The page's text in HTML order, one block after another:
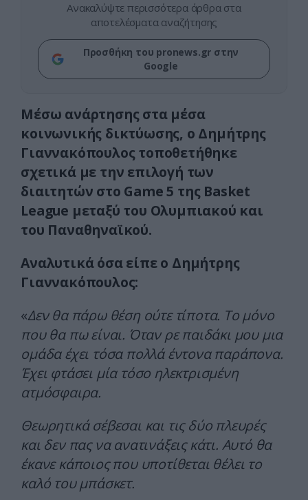
Ανακαλύψτε περισσότερα άρθρα στα
αποτελέσματα αναζήτησης
Προσθήκη του pronews.gr στην
Google
Μέσω ανάρτησης στα μέσα
κοινωνικής δικτύωσης, ο Δημήτρης
Γιαννακόπουλος τοποθετήθηκε
σχετικά με την επιλογή των
διαιτητών στο Game 5 της Basket
League μεταξύ του Ολυμπιακού και
του Παναθηναϊκού.
Αναλυτικά όσα είπε ο Δημήτρης
Γιαννακόπουλος:
«Δεν θα πάρω θέση ούτε τίποτα. Το μόνο
που θα πω είναι. Όταν ρε παιδάκι μου μια
ομάδα έχει τόσα πολλά έντονα παράπονα.
Έχει φτάσει μία τόσο ηλεκτρισμένη
ατμόσφαιρα.
Θεωρητικά σέβεσαι και τις δύο πλευρές
και δεν πας να ανατινάξεις κάτι. Αυτό θα
έκανε κάποιος που υποτίθεται θέλει το
καλό του μπάσκετ.